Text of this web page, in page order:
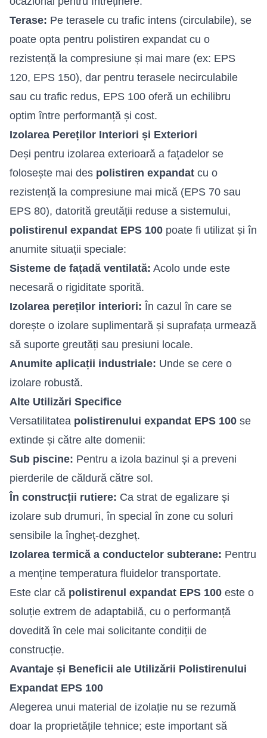
Terase: Pe terasele cu trafic intens (circulabile), se
poate opta pentru polistiren expandat cu o
rezistență la compresiune și mai mare (ex: EPS
120, EPS 150), dar pentru terasele necirculabile
sau cu trafic redus, EPS 100 oferă un echilibru
optim între performanță și cost.
Izolarea Pereților Interiori și Exteriori
Deși pentru izolarea exterioară a fațadelor se
folosește mai des polistiren expandat cu o
rezistență la compresiune mai mică (EPS 70 sau
EPS 80), datorită greutății reduse a sistemului,
polistirenul expandat EPS 100 poate fi utilizat și în
anumite situații speciale:
Sisteme de fațadă ventilată: Acolo unde este
necesară o rigiditate sporită.
Izolarea pereților interiori: În cazul în care se
dorește o izolare suplimentară și suprafața urmează
să suporte greutăți sau presiuni locale.
Anumite aplicații industriale: Unde se cere o
izolare robustă.
Alte Utilizări Specifice
Versatilitatea polistirenului expandat EPS 100 se
extinde și către alte domenii:
Sub piscine: Pentru a izola bazinul și a preveni
pierderile de căldură către sol.
În construcții rutiere: Ca strat de egalizare și
izolare sub drumuri, în special în zone cu soluri
sensibile la îngheț-dezgheț.
Izolarea termică a conductelor subterane: Pentru
a menține temperatura fluidelor transportate.
Este clar că polistirenul expandat EPS 100 este o
soluție extrem de adaptabilă, cu o performanță
dovedită în cele mai solicitante condiții de
construcție.
Avantaje și Beneficii ale Utilizării Polistirenului
Expandat EPS 100
Alegerea unui material de izolație nu se rezumă
doar la proprietățile tehnice; este important să